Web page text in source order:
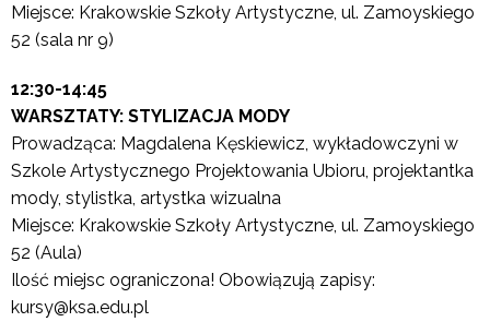
Miejsce: Krakowskie Szkoły Artystyczne, ul. Zamoyskiego
52 (sala nr 9)
12:30-14:45
WARSZTATY: STYLIZACJA MODY
Prowadząca: Magdalena Kęskiewicz, wykładowczyni w
Szkole Artystycznego Projektowania Ubioru, projektantka
mody, stylistka, artystka wizualna
Miejsce: Krakowskie Szkoły Artystyczne, ul. Zamoyskiego
52 (Aula)
Ilość miejsc ograniczona! Obowiązują zapisy:
kursy@ksa.edu.pl